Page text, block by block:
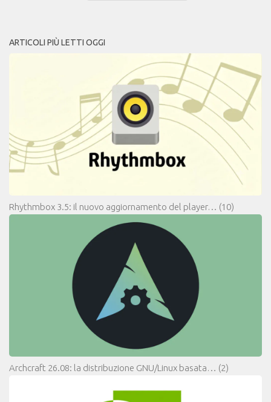
ARTICOLI PIÙ LETTI OGGI
Rhythmbox 3.5: il nuovo aggiornamento del player… (10)
Archcraft 26.08: la distribuzione GNU/Linux basata… (2)